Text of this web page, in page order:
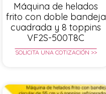
Máquina de helados
frito con doble bandeja
cuadrada y 8 toppins
VF2S-500T8C
SOLICITA UNA COTIZACIÓN >>